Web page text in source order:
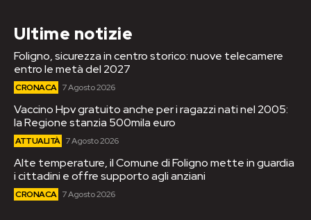
Ultime notizie
Foligno, sicurezza in centro storico: nuove telecamere
entro le metà del 2027
CRONACA 7 Agosto 2026
Vaccino Hpv gratuito anche per i ragazzi nati nel 2005:
la Regione stanzia 500mila euro
ATTUALITÀ 7 Agosto 2026
Alte temperature, il Comune di Foligno mette in guardia
i cittadini e offre supporto agli anziani
CRONACA 7 Agosto 2026